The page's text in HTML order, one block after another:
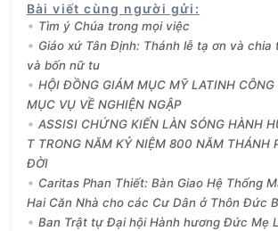
Bài viết cùng người gửi :
Tìm ý Chúa trong mọi việc
Giáo xứ Tân Định: Thánh lễ tạ ơn và chia
và bốn nữ tu
HỘI ĐỒNG GIÁM MỤC MỸ LATINH CÔNG
MỤC VỤ VỀ NGHIỆN NGẬP
ASSISI CHỨNG KIẾN LÀN SÓNG HÀNH
T TRONG NĂM KỶ NIỆM 800 NĂM THÁNH
ĐỜI
Caritas Phan Thiết: Bàn Giao Hệ Thống
Hai Căn Nhà cho các Cư Dân ở Thôn Đức
Ban Trật tự Đại hội Hành hương Đức Mẹ